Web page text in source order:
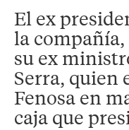
El ex
la
su ex
Serra, quien
Fenosa en
caja que